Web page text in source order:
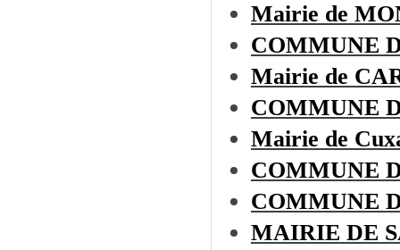
Mairie de
COMMUNE
Mairie de
COMMUNE
Mairie de
COMMUNE
COMMUNE
MAIRIE DE